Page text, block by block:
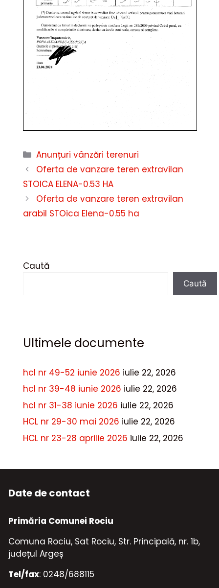
Categorii
Anunțuri vânzări terenuri
Oferta de vanzare teren extravilan
STOICA ELENA-0.53 HA
Oferta de vanzare teren extravilan
arabil STOica Elena-0.55 ha
Caută
Caută
Ultimele documente
hcl nr 49-52 iunie 2026 iulie 22, 2026
hcl nr 39-48 iunie 2026 iulie 22, 2026
hcl nr 31-38 iunie 2026 iulie 22, 2026
HCL nr 29-30 mai 2026 iulie 22, 2026
HCL nr 23-28 aprilie 2026 iulie 22, 2026
Date de contact
Primăria Comunei Rociu
Comuna Rociu, Sat Rociu, Str. Principală, nr. 1b,
județul Argeș
Tel/fax: 0248/688115